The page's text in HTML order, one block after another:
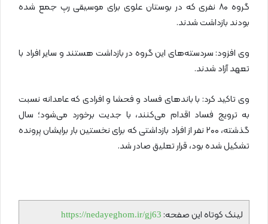
گروه ۸۰ نفری که در بوستان علوی برای موسیقی رپ جمع شده
بودند بازداشت شدند.
وی افزود: سردسته‌های این گروه در بازداشت هستند و سایر افراد با
تعهد آزاد شدند.
وی تاکید کرد: با باندهای فساد و فحشا و افرادی که عامدانه نسبت
به ترویج فساد اقدام می‌کنند، با جدیت برخورد می‌شود؛ سال
گذشته، ۲۰۰ نفر از افراد بازداشتی که برای نخستین بار برایشان پرونده
تشکیل شده بود، قرار تعلیق صادر شد.
لینک کوتاه این صفحه: https://nedayeghom.ir/gj63